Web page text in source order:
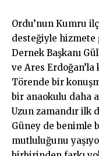
Ordu’nun Kumru
desteğiyle hizmete
Dernek Başkanı
ve Ares Erdoğan’la
Törende bir
bir anaokulu daha
Uzun zamandır ilk
Güney de benimle
mutluluğunu